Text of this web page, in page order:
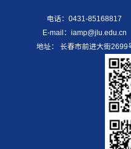
电话：0431-85168817
E-mail：iamp@jlu.edu.cn
地址： 长春市前进大街2699